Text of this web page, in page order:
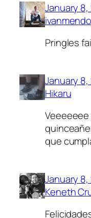
January
Pringles
January
Hikaru
que
January
Keneth